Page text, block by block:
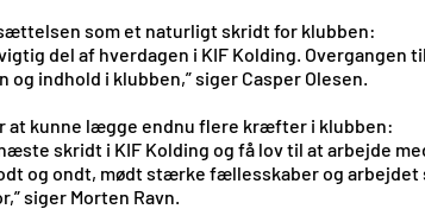
som et naturligt skridt for klubben:
del af hverdagen i KIF Kolding.
indhold i klubben,” siger Casper Olesen.
at kunne lægge endnu flere kræfter i klubben:
skridt i KIF Kolding og få lov til at arbejde
og ondt, mødt stærke fællesskaber og
siger Morten Ravn.